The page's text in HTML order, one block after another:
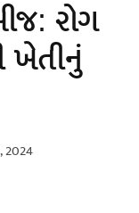
રોગ
ખેતીનું
2024